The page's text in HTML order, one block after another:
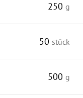
250 g
50 stück
500 g